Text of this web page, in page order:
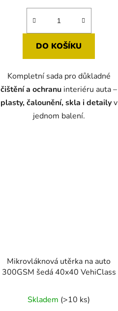
5,0
z
hvězdiček.
DO KOŠÍKU
Kompletní sada pro důkladné
čištění a ochranu interiéru auta –
plasty, čalounění, skla i detailyv
jednom balení.
Mikrovláknová utěrka na auto
300GSM šedá 40x40 VehiClass
hodnocení
Skladem (>10 ks)